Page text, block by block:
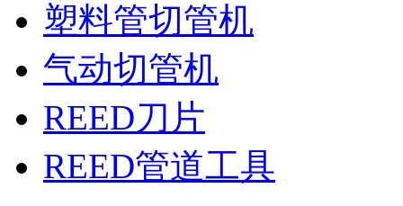
塑料管切管机
气动切管机
REED刀片
REED管道工具